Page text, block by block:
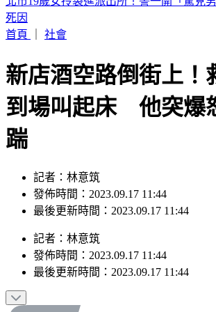
並撤軍
首頁
社會
新店酒空路倒街上！
到場叫起床 他突爆
踹
記者：林意筑
發佈時間：2023.09.17 11:44
最後更新時間：2023.09.17 11:44
記者 ： 林意筑
發佈時間： 2023.09.17 11:44
最後更新時間： 2023.09.17 11:44